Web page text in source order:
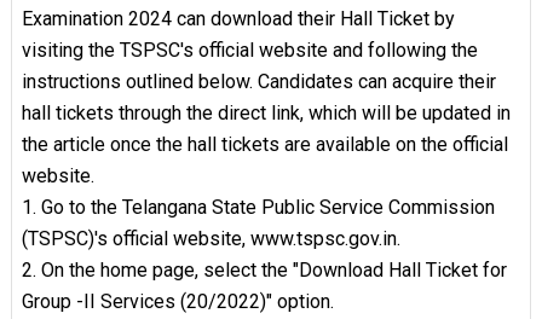
Examination 2024 can download their Hall Ticket by
visiting the TSPSC's official website and following the
instructions outlined below. Candidates can acquire their
hall tickets through the direct link, which will be updated in
the article once the hall tickets are available on the official
website.
1. Go to the Telangana State Public Service Commission
(TSPSC)'s official website, www.tspsc.gov.in.
2. On the home page, select the "Download Hall Ticket for
Group -II Services (20/2022)" option.